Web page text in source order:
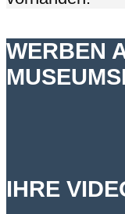
WERBEN
IHRE